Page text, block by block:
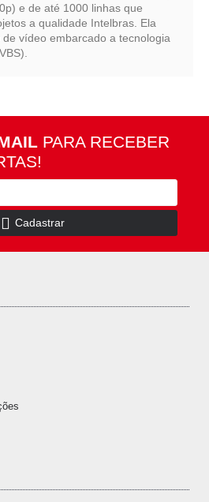
e de até 1000 linhas que
a qualidade Intelbras. Ela
vídeo embarcado a tecnologia
PARA RECEBER
Cadastrar